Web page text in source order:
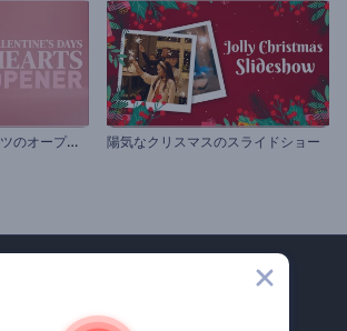
バ
レンタインデーハーツのオープニング動画 陽気なクリスマスのスライドショー
ォレストのメー